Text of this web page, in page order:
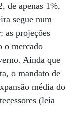
de apenas 1%,
segue num
as projeções
o mercado
Ainda que
o mandato de
média do
(leia